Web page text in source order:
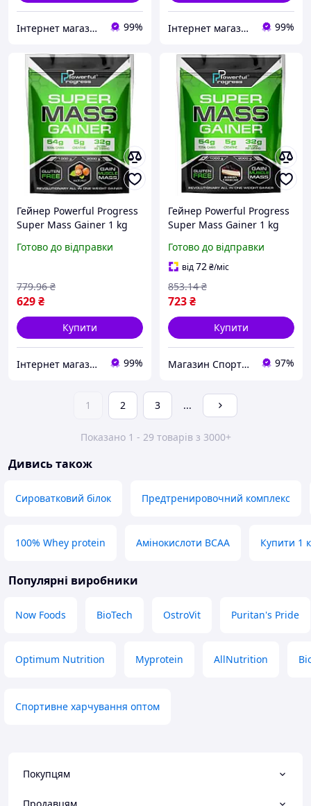
Інтернет магазин спортивного харчування Sport-Pit 99% Інтернет магазин спортивного харчування Sport-Pit 99%
Гейнер Powerful Progress
Super Mass Gainer 1 kg
Готово до відправки
629₴
779.96 ₴
Купити
Інтернет магазин спортивного харчування Sport-Pit 99%
Гейнер Powerful Progress
Super Mass Gainer 1 kg
Готово до відправки
від72₴/міс
723₴
853.14 ₴
Купити
Магазин Спортивного Харчування BBpower.in.ua 97%
1 2 3 ...
Показано 1 - 29 товарів з 3000+
Дивись також
Сироватковий білок Предтренировочний комплекс
100% Whey protein Амінокислоти BCAA Купити 1
Популярні виробники
Now Foods BioTech OstroVit Puritan's Pride
Optimum Nutrition Myprotein AllNutrition
Спортивне харчування оптом
Покупцям